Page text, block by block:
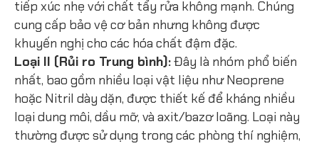
tiếp xúc nhẹ với chất tẩy rửa không mạnh. Chúng
cung cấp bảo vệ cơ bản nhưng không được
khuyến nghị cho các hóa chất đậm đặc.
Loại II (Rủi ro Trung bình):Đây là nhóm phổ biến
nhất, bao gồm nhiều loại vật liệu như Neoprene
hoặc Nitril dày dặn, được thiết kế để kháng nhiều
loại dung môi, dầu mỡ, và axit/bazơ loãng. Loại này
thường được sử dụng trong các phòng thí nghiệm,